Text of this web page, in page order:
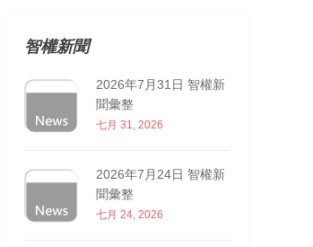
智權新聞
2026年7月31日 智權新
聞彙整
七月 31, 2026
2026年7月24日 智權新
聞彙整
七月 24, 2026